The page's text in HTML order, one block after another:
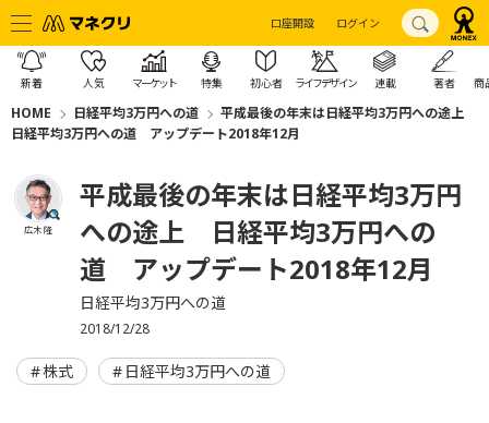
口座開設 ログイン
新着 人気 マーケット 特集 初心者 ライフデザイン 連載 著者 商
HOME 日経平均3万円への道
平成最後の年末は日経平均3万円への途上
日経平均3万円への道 アップデート2018年12月
広木 隆
平成最後の年末は日経平均3万円
への途上 日経平均3万円への
道 アップデート2018年12月
日経平均3万円への道
2018/12/28
株式 日経平均3万円への道